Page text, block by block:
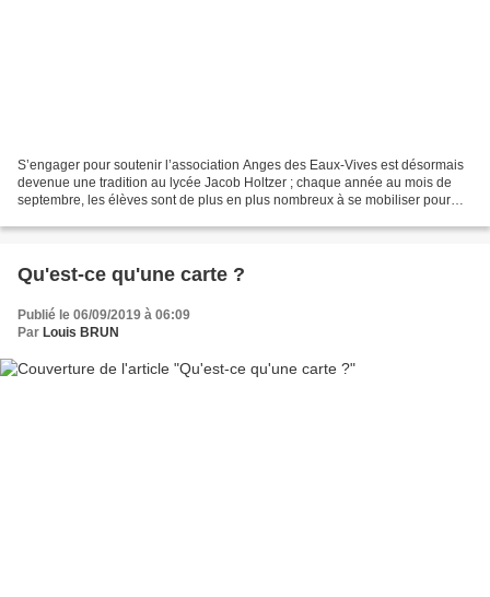
S’engager pour soutenir l’association Anges des Eaux-Vives est désormais
devenue une tradition au lycée Jacob Holtzer ; chaque année au mois de
septembre, les élèves sont de plus en plus nombreux à se mobiliser pour
Qu'est-ce qu'une carte ?
Publié le 06/09/2019 à 06:09
Par Louis BRUN